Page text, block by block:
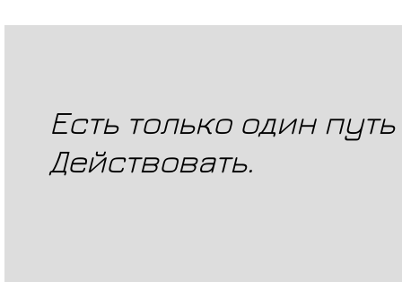
Есть только один
Действовать.